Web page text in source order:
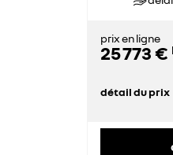
prix en ligne
25 773 €
détail du prix